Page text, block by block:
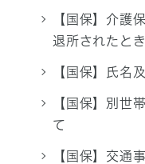
【国保】介護
退所されたとき
【国保】氏名
【国保】別世
て
【国保】交通